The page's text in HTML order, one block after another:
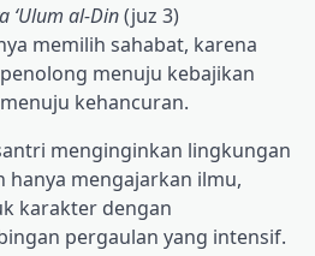
‘Ulum al-Din(juz 3)
memilih sahabat, karena
menuju kebajikan
kehancuran.
menginginkan lingkungan
hanya mengajarkan ilmu,
karakter dengan
pergaulan yang intensif.